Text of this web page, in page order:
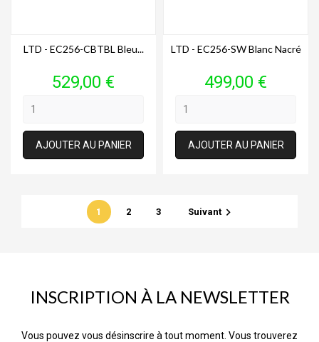
LTD - EC256-CBTBL Bleu...
Prix
529,00 €
AJOUTER AU PANIER
LTD - EC256-SW Blanc Nacré
Prix
499,00 €
AJOUTER AU PANIER
1 2 3 Suivant 
INSCRIPTION À LA NEWSLETTER
Vous pouvez vous désinscrire à tout moment. Vous trouverez